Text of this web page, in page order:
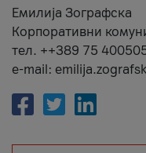
Емилија Зографска
Корпоративни
тел. ++389 75
e-mail: